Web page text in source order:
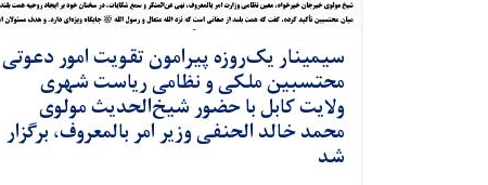
سیمینار یک‌روزه پیرامون تقویت امور دعوتی
محتسبین ملکی و نظامی ریاست شهری
ولایت کابل با حضور شیخ‌الحدیث مولوی
محمد خالد الحنفی وزیر امر بالمعروف، برگزار
شد